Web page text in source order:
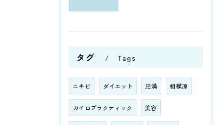
タグ Tags
ニキビ ダイエット 肥満 相模原
カイロプラクティック 美容